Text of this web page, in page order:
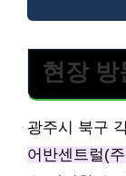
현장 방
광주시 북구
어반센트럴(